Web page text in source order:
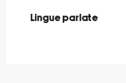
Lingue parlate
Lingue parlate